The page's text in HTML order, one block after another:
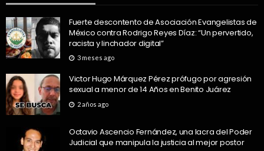
Fuerte descontento de Asociación Evangelistas de
México contra Rodrigo Reyes Díaz: “Un pervertido,
racista y linchador digital”
3 meses ago
Victor Hugo Márquez Pérez prófugo por agresión
sexual a menor de 14 Años en Benito Juárez
2 años ago
Octavio Ascencio Fernández, una lacra del Poder
Judicial que manipula la justicia al mejor postor